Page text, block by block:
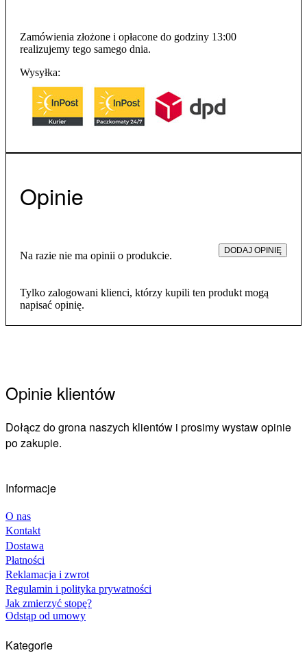
Zamówienia złożone i opłacone do godziny 13:00
realizujemy tego samego dnia.
Wysyłka:
Opinie
Na razie nie ma opinii o produkcie. DODAJ OPINIĘ
Tylko zalogowani klienci, którzy kupili ten produkt mogą
napisać opinię.
Opinie klientów
Dołącz do grona naszych klientów i prosimy wystaw opinie
po zakupie.
Informacje
O nas
Kontakt
Dostawa
Płatności
Reklamacja i zwrot
Regulamin i polityka prywatności
Jak zmierzyć stopę?
Odstąp od umowy
Kategorie